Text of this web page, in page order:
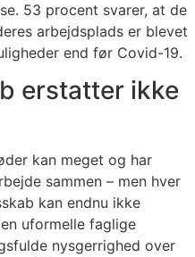
53 procent svarer, at de
arbejdsplads er blevet
end før Covid-19.
erstatter ikke
kan meget og har
sammen – men hver
kan endnu ikke
uformelle faglige
nysgerrighed over